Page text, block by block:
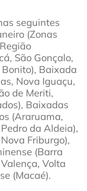
seguintes
(Zonas
São Gonçalo,
Baixada
Nova Iguaçu,
de Meriti,
Baixadas
(Araruama,
da Aldeia),
Friburgo),
(Barra
Volta
(Macaé).